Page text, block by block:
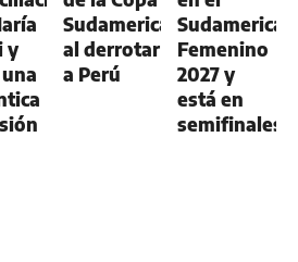
y
Sudamericana
al derrotar
a Perú
Femenino
2027 y
está en
semifinales